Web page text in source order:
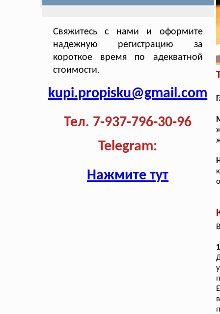
Свяжитесь с нами и оформите
надежную регистрацию за
короткое время по адекватной
стоимости.
kupi.propisku@gmail.com
Тел. 7-937-796-30-96
Telegram:
Нажмите тут